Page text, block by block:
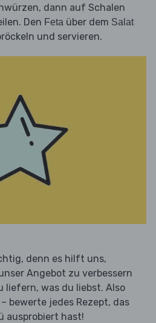
dann auf Schalen
Den Feta über dem Salat
und servieren.
denn es hilft uns,
Angebot zu verbessern
liefern, was du liebst. Also
bewerte jedes Rezept, das
ausprobiert hast!